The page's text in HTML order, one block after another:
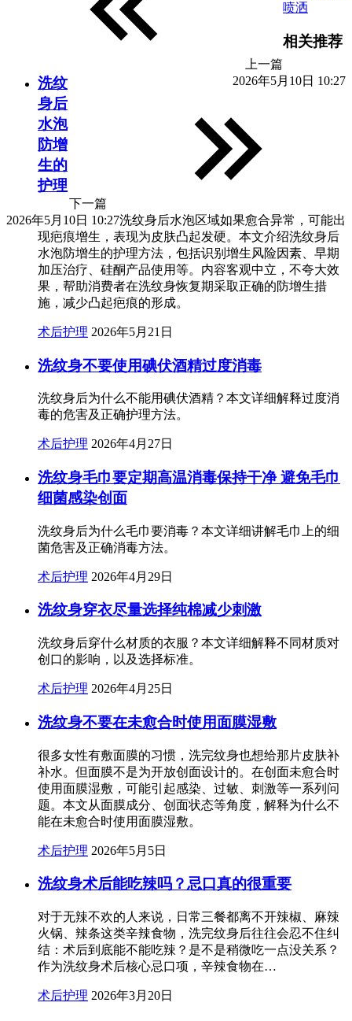
上一篇
2026年5月10日 10:27
喷洒
下一篇
2026年5月10日 10:27
相关推荐
洗纹
身后
水泡
防增
生的
护理
洗纹身后水泡区域如果愈合异常，可能出
现疤痕增生，表现为皮肤凸起发硬。本文介绍洗纹身后
水泡防增生的护理方法，包括识别增生风险因素、早期
加压治疗、硅酮产品使用等。内容客观中立，不夸大效
果，帮助消费者在洗纹身恢复期采取正确的防增生措
施，减少凸起疤痕的形成。
术后护理 2026年5月21日
洗纹身不要使用碘伏酒精过度消毒
洗纹身后为什么不能用碘伏酒精？本文详细解释过度消
毒的危害及正确护理方法。
术后护理 2026年4月27日
洗纹身毛巾要定期高温消毒保持干净 避免毛巾
细菌感染创面
洗纹身后为什么毛巾要消毒？本文详细讲解毛巾上的细
菌危害及正确消毒方法。
术后护理 2026年4月29日
洗纹身穿衣尽量选择纯棉减少刺激
洗纹身后穿什么材质的衣服？本文详细解释不同材质对
创口的影响，以及选择标准。
术后护理 2026年4月25日
洗纹身不要在未愈合时使用面膜湿敷
很多女性有敷面膜的习惯，洗完纹身也想给那片皮肤补
补水。但面膜不是为开放创面设计的。在创面未愈合时
使用面膜湿敷，可能引起感染、过敏、刺激等一系列问
题。本文从面膜成分、创面状态等角度，解释为什么不
能在未愈合时使用面膜湿敷。
术后护理 2026年5月5日
洗纹身术后能吃辣吗？忌口真的很重要
对于无辣不欢的人来说，日常三餐都离不开辣椒、麻辣
火锅、辣条这类辛辣食物，洗完纹身后往往会忍不住纠
结：术后到底能不能吃辣？是不是稍微吃一点没关系？
作为洗纹身术后核心忌口项，辛辣食物在…
术后护理 2026年3月20日